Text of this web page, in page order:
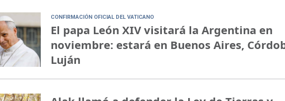
CONFIRMACIÓN OFICIAL DEL VATICANO
El papa León XIV visitará la Argentina en
noviembre: estará en Buenos Aires,
Luján